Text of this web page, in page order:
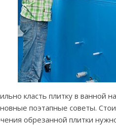
класть плитку в ванной
поэтапные советы.
обрезанной плитки